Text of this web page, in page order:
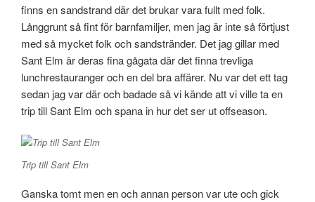
finns en sandstrand där det brukar vara fullt med folk.
Långgrunt så fint för barnfamiljer, men jag är inte så förtjust
med så mycket folk och sandstränder. Det jag gillar med
Sant Elm är deras fina gågata där det finna trevliga
lunchrestauranger och en del bra affärer. Nu var det ett tag
sedan jag var där och badade så vi kände att vi ville ta en
trip till Sant Elm och spana in hur det ser ut offseason.
Trip till Sant Elm
Ganska tomt men en och annan person var ute och gick